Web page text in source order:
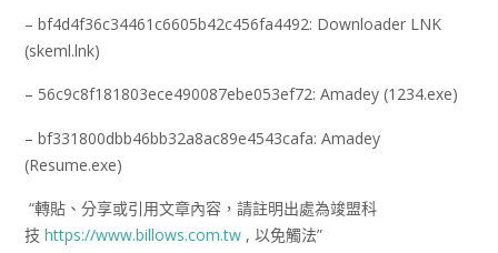
– bf4d4f36c34461c6605b42c456fa4492: Downloader LNK
(skeml.lnk)
– 56c9c8f181803ece490087ebe053ef72: Amadey (1234.exe)
– bf331800dbb46bb32a8ac89e4543cafa: Amadey
(Resume.exe)
“轉貼、分享或引用文章內容，請註明出處為竣盟科
技 https://www.billows.com.tw , 以免觸法”